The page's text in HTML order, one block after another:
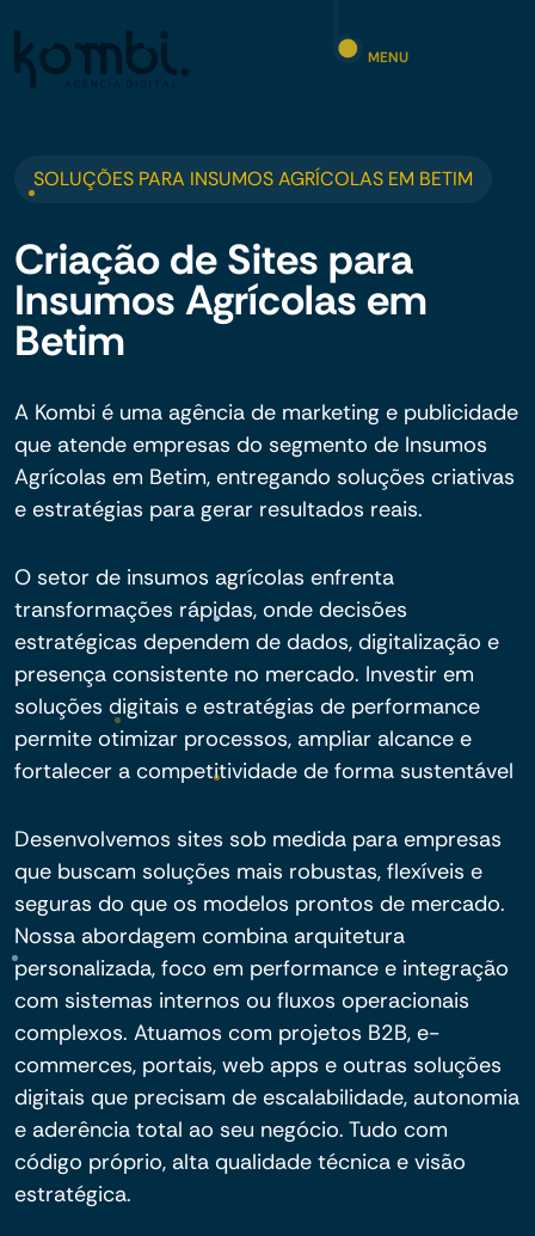
MENU
SOLUÇÕES PARA INSUMOS AGRÍCOLAS EM BETIM
Criação de Sites para
Insumos Agrícolas em
Betim
A Kombi é uma agência de marketing e publicidade
que atende empresas do segmento de Insumos
Agrícolas em Betim, entregando soluções criativas
e estratégias para gerar resultados reais.
O setor de insumos agrícolas enfrenta
transformações rápidas, onde decisões
estratégicas dependem de dados, digitalização e
presença consistente no mercado. Investir em
soluções digitais e estratégias de performance
permite otimizar processos, ampliar alcance e
fortalecer a competitividade de forma sustentável
Desenvolvemos sites sob medida para empresas
que buscam soluções mais robustas, flexíveis e
seguras do que os modelos prontos de mercado.
Nossa abordagem combina arquitetura
personalizada, foco em performance e integração
com sistemas internos ou fluxos operacionais
complexos. Atuamos com projetos B2B, e-
commerces, portais, web apps e outras soluções
digitais que precisam de escalabilidade, autonomia
e aderência total ao seu negócio. Tudo com
código próprio, alta qualidade técnica e visão
estratégica.